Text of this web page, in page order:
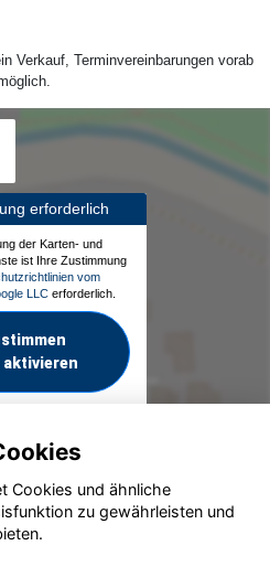
Verkauf, Terminvereinbarungen vorab
erforderlich
der Karten- und
ist Ihre Zustimmung
vom
LLC erforderlich.
aktivieren
GmbH 2020 - 2026
Cookies und ähnliche
zu gewährleisten und